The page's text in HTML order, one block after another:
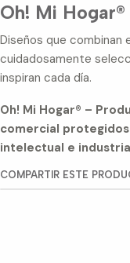
Oh! Mi Hogar®
Diseños que combinan
cuidadosamente
inspiran cada día.
Oh! Mi Hogar® –
comercial
intelectual e
COMPARTIR ESTE